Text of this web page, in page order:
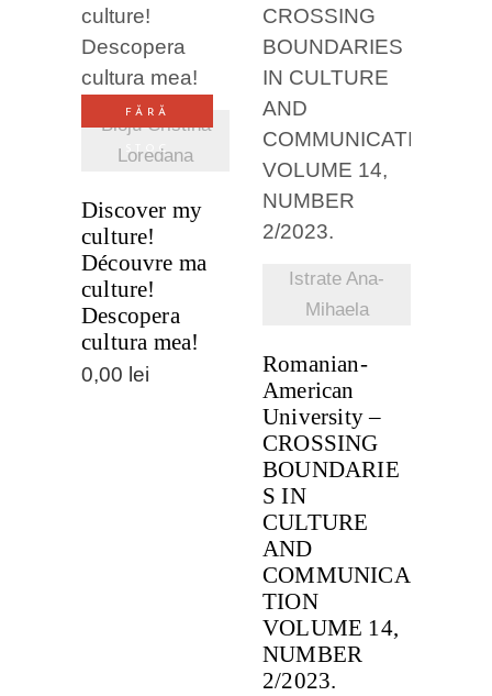
FĂRĂ
STOC
Bloju Cristina
Loredana
VEZI
DETALII
Discover my
culture!
Découvre ma
culture!
Descopera
cultura mea!
0,00 lei
Istrate Ana-
Mihaela
DETALII
Romanian-
American
University –
CROSSING
BOUNDARIE
S IN
CULTURE
AND
COMMUNICA
TION
VOLUME 14,
NUMBER
2/2023.